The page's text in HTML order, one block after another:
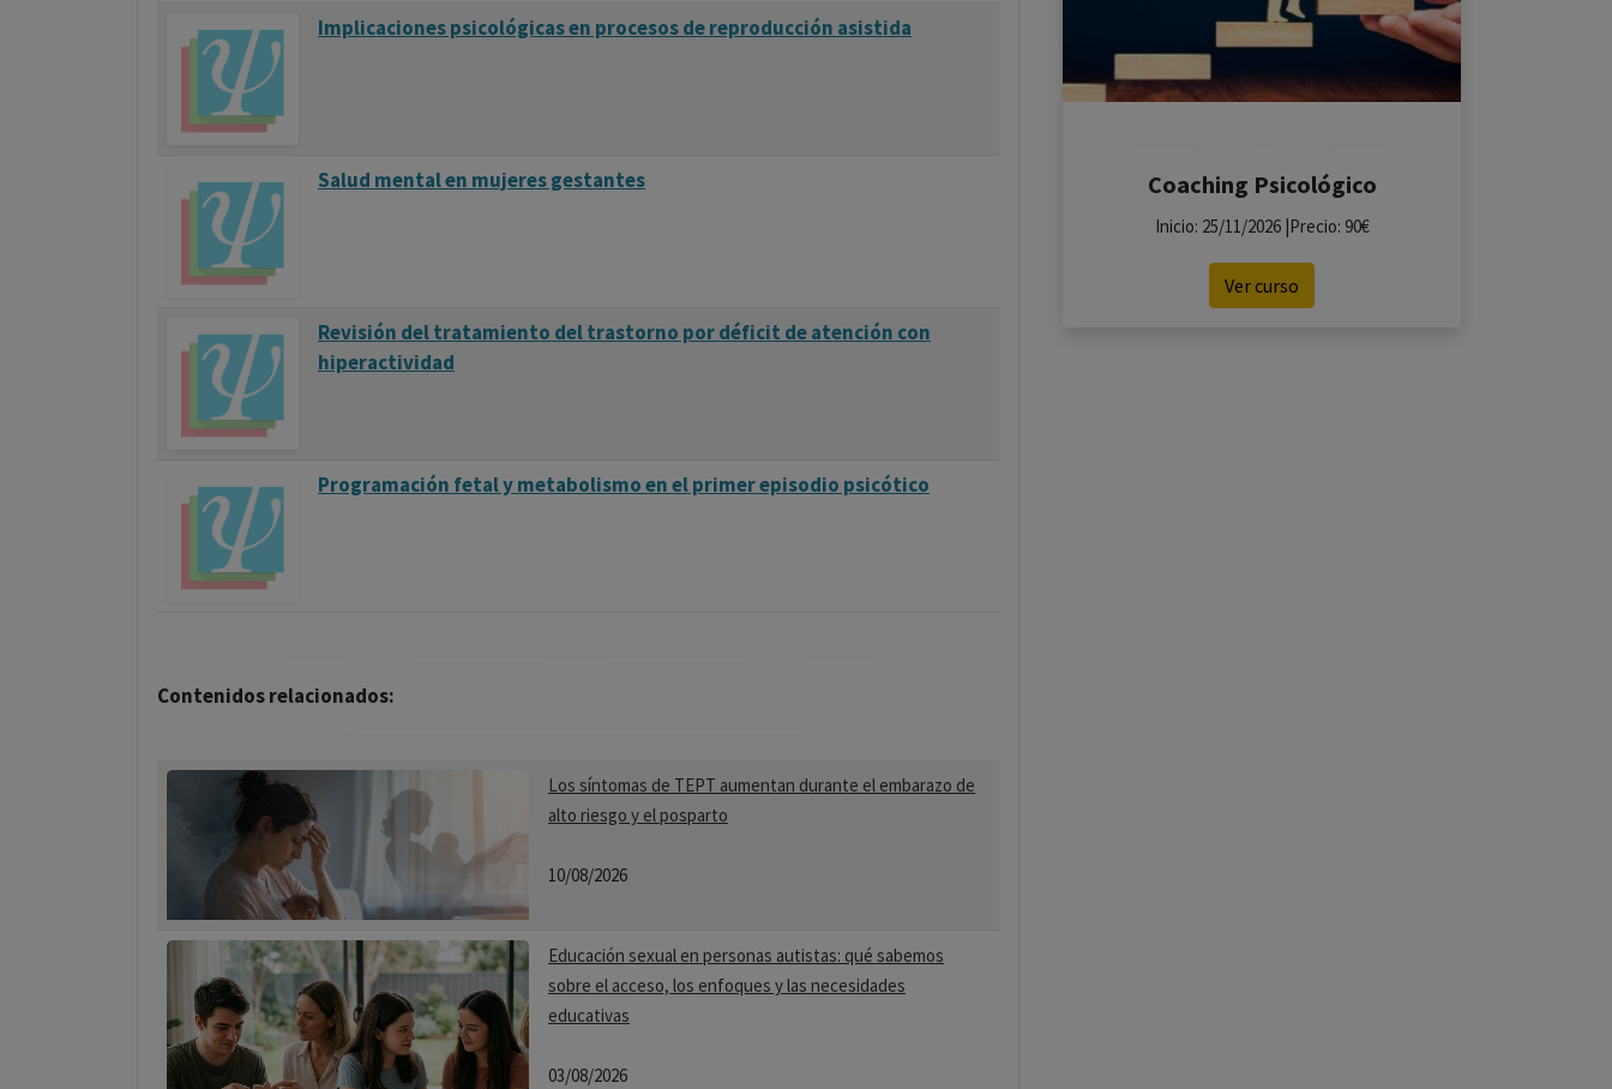
Implicaciones psicológicas en procesos de reproducción asistida
Salud mental en mujeres gestantes
Revisión del tratamiento del trastorno por déficit de atención con
hiperactividad
Programación fetal y metabolismo en el primer episodio psicótico
Contenidos relacionados:
Los síntomas de TEPT aumentan durante el embarazo de
alto riesgo y el posparto
10/08/2026
Educación sexual en personas autistas: qué sabemos
sobre el acceso, los enfoques y las necesidades
educativas
03/08/2026
Coaching Psicológico
Inicio: 25/11/2026 |Precio: 90€
Ver curso